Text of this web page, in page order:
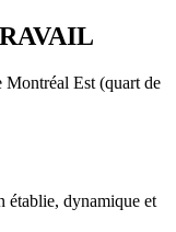
Montréal Est (quart de
établie, dynamique et